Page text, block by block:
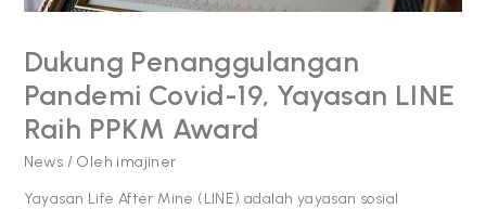
Dukung Penanggulangan
Pandemi Covid-19, Yayasan LINE
Raih PPKM Award
News / Oleh imajiner
Yayasan Life After Mine (LINE) adalah yayasan sosial